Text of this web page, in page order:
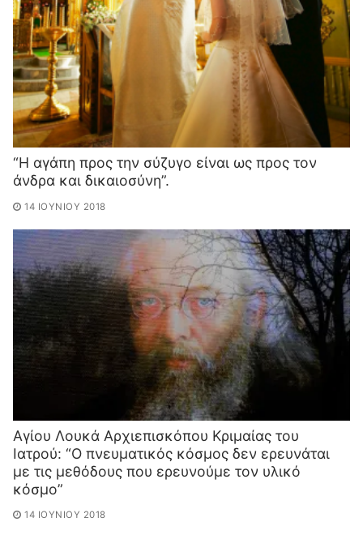
“Η αγάπη προς την σύζυγο είναι ως προς τον
άνδρα και δικαιοσύνη”.
14 ΙΟΥΝΊΟΥ 2018
Aγίου Λουκά Αρχιεπισκόπου Κριμαίας του
Ιατρού: “Ο πνευματικός κόσμος δεν ερευνάται
με τις μεθόδους που ερευνούμε τον υλικό
κόσμο”
14 ΙΟΥΝΊΟΥ 2018